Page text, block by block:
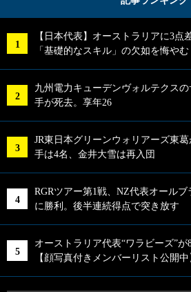
【日本代表】オーストラリアに3点
「基礎的なスキル」の欠如を悔やむ
九州電力キューデンヴォルテクス
手が死去。享年26
JR東日本グリーンウォリアーズ東
手は4名、金井大雪は再入団
RGRツアー第1戦、NZ代表オール
に勝利。後半連続得点で突き放す
オーストラリア代表“ワラビーズ”
【顔写真付きメンバーリスト公開中